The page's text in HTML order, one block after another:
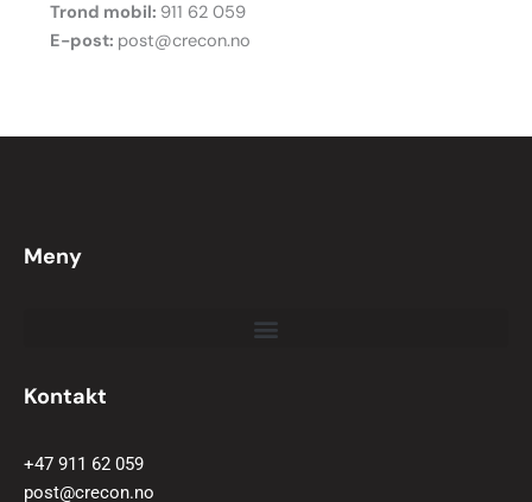
Trond mobil: 911 62 059
E-post: post@crecon.no
Meny
Kontakt
+47 911 62 059
post@crecon.no